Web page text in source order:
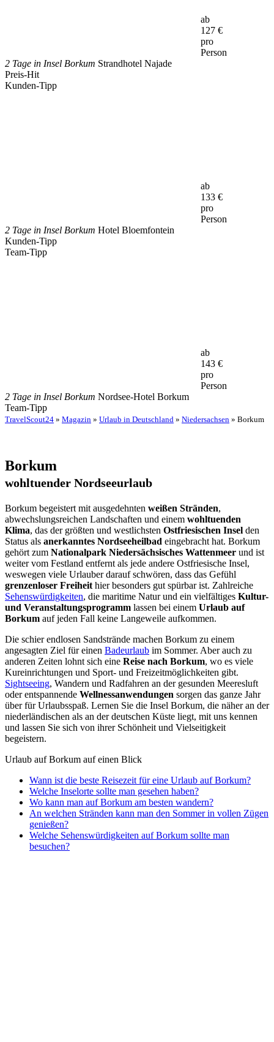
ab
127 €
pro
Person
2 Tage in Insel Borkum Strandhotel Najade
Preis-Hit
Kunden-Tipp
ab
133 €
pro
Person
2 Tage in Insel Borkum Hotel Bloemfontein
Kunden-Tipp
Team-Tipp
ab
143 €
pro
Person
2 Tage in Insel Borkum Nordsee-Hotel Borkum
Team-Tipp
TravelScout24 » Magazin » Urlaub in Deutschland » Niedersachsen » Borkum
Borkum
wohltuender Nordseeurlaub
Borkum begeistert mit ausgedehnten weißen Stränden,
abwechslungsreichen Landschaften und einem wohltuenden
Klima, das der größten und westlichsten Ostfriesischen Insel den
Status als anerkanntes Nordseeheilbad eingebracht hat. Borkum
gehört zum Nationalpark Niedersächsisches Wattenmeer und ist
weiter vom Festland entfernt als jede andere Ostfriesische Insel,
weswegen viele Urlauber darauf schwören, dass das Gefühl
grenzenloser Freiheit hier besonders gut spürbar ist. Zahlreiche
Sehenswürdigkeiten, die maritime Natur und ein vielfältiges Kultur-
und Veranstaltungsprogramm lassen bei einem Urlaub auf
Borkum auf jeden Fall keine Langeweile aufkommen.
Die schier endlosen Sandstrände machen Borkum zu einem
angesagten Ziel für einen Badeurlaub im Sommer. Aber auch zu
anderen Zeiten lohnt sich eine Reise nach Borkum, wo es viele
Kureinrichtungen und Sport- und Freizeitmöglichkeiten gibt.
Sightseeing, Wandern und Radfahren an der gesunden Meeresluft
oder entspannende Wellnessanwendungen sorgen das ganze Jahr
über für Urlaubsspaß. Lernen Sie die Insel Borkum, die näher an der
niederländischen als an der deutschen Küste liegt, mit uns kennen
und lassen Sie sich von ihrer Schönheit und Vielseitigkeit
begeistern.
Urlaub auf Borkum auf einen Blick
Wann ist die beste Reisezeit für eine Urlaub auf Borkum?
Welche Inselorte sollte man gesehen haben?
Wo kann man auf Borkum am besten wandern?
An welchen Stränden kann man den Sommer in vollen Zügen
genießen?
Welche Sehenswürdigkeiten auf Borkum sollte man
besuchen?